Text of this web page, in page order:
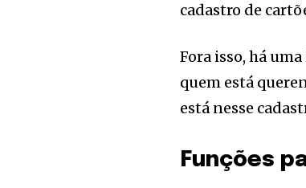
cadastro de
Fora isso, há
quem está
está nesse
Funções